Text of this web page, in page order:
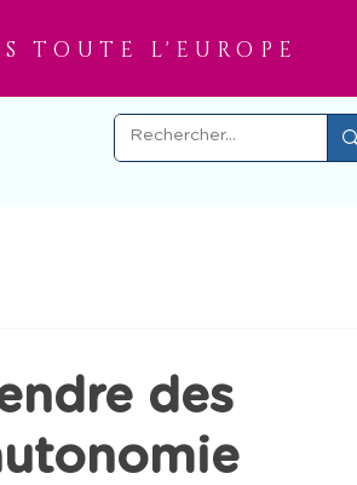
TOUTE L'EUROPE
des